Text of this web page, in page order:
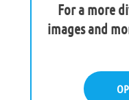
For a more
images and